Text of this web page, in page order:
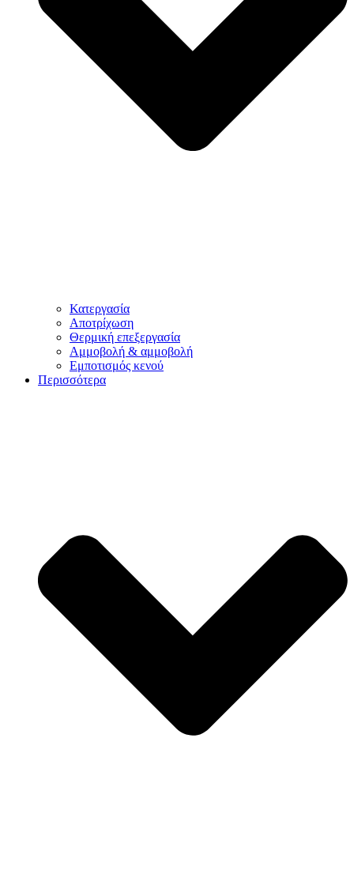
Κατεργασία
Αποτρίχωση
Θερμική επεξεργασία
Αμμοβολή & αμμοβολή
Εμποτισμός κενού
Περισσότερα